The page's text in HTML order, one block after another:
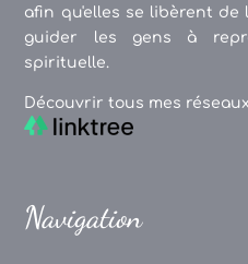
afin qu'elles se libèrent de
guider les gens à
spirituelle.
Découvrir tous mes
Navigation